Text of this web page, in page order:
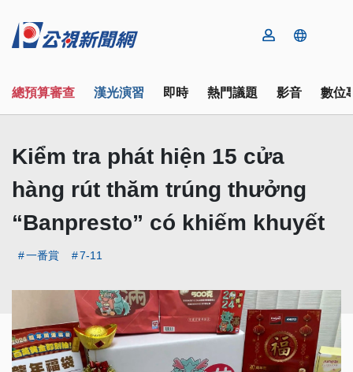
總預算審查 漢光演習 即時 熱門議題 影音 數位
Kiểm tra phát hiện 15 cửa
hàng rút thăm trúng thưởng
“Banpresto” có khiếm khuyết
一番賞 7-11